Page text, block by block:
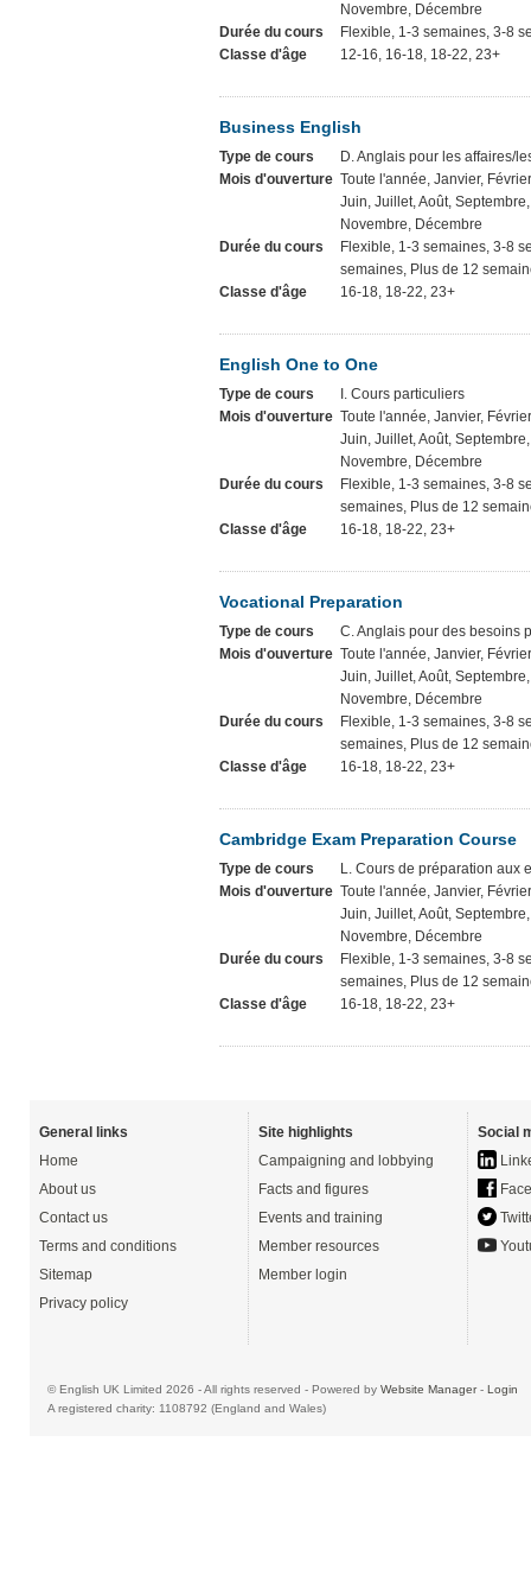
Novembre, Décembre
Durée du cours
Flexible, 1-3 semaines, 3-8
Classe d'âge
12-16, 16-18, 18-22, 23+
Business English
Type de cours
D. Anglais pour les affaires/
Mois d'ouverture Toute l'année, Janvier,
Juin, Juillet, Août,
Novembre, Décembre
Durée du cours
Flexible, 1-3 semaines, 3-8
semaines, Plus de 12
Classe d'âge
16-18, 18-22, 23+
English One to One
Type de cours
I. Cours particuliers
Mois d'ouverture Toute l'année, Janvier,
Juin, Juillet, Août,
Novembre, Décembre
Durée du cours
Flexible, 1-3 semaines, 3-8
semaines, Plus de 12
Classe d'âge
16-18, 18-22, 23+
Vocational Preparation
Type de cours
C. Anglais pour des besoins
Mois d'ouverture Toute l'année, Janvier,
Juin, Juillet, Août,
Novembre, Décembre
Durée du cours
Flexible, 1-3 semaines, 3-8
semaines, Plus de 12
Classe d'âge
16-18, 18-22, 23+
Cambridge Exam Preparation Course
Type de cours
L. Cours de préparation aux
Mois d'ouverture Toute l'année, Janvier,
Juin, Juillet, Août,
Novembre, Décembre
Durée du cours
Flexible, 1-3 semaines, 3-8
semaines, Plus de 12
Classe d'âge
16-18, 18-22, 23+
General links
Home
About us
Contact us
Terms and conditions
Sitemap
Privacy policy
Site highlights
Campaigning and lobbying
Facts and figures
Events and training
Member resources
Member login
Social
© English UK Limited 2026 - All rights reserved - Powered by Website Manager- Login
A registered charity: 1108792 (England and Wales)